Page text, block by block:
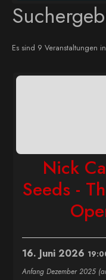
Es sind 9 Veranstaltungen
Nick
Seeds -
16. Juni 2026
Anfang Dezember 2025